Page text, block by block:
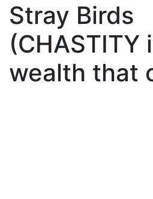
Stray Birds
(CHASTITY
wealth that